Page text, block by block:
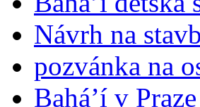
Návrh na
pozvánka na
Bahá’í v